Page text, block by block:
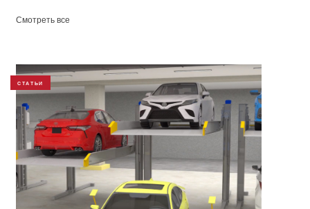
Смотреть все
СТАТЬИ